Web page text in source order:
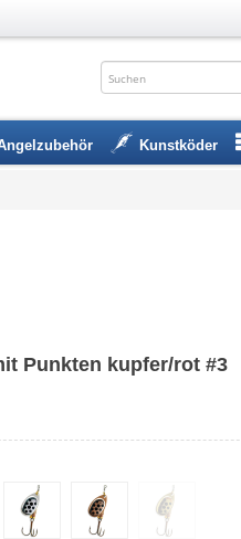
Kunstköder
Punkten kupfer/rot #3